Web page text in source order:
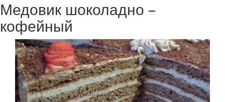
Медовик шоколадно –
кофейный